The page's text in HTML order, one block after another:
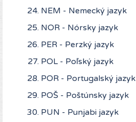
NEM - Nemecký jazyk
NOR - Nórsky jazyk
PER - Perzký jazyk
POL - Poľský jazyk
POR - Portugalský jazyk
POŠ - Poštúnsky jazyk
PUN - Punjabi jazyk